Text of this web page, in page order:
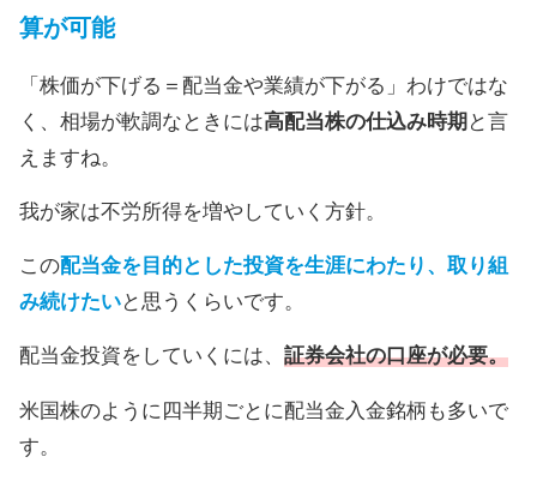
算が可能
「株価が下げる＝配当金や業績が下がる」わけではな
く、相場が軟調なときには高配当株の仕込み時期 と言
えますね。
我が家は不労所得を増やしていく方針。
この配当金を目的とした投資を生涯にわたり、取り組
み続けたいと思うくらいです。
配当金投資をしていくには、 証券会社の口座が必要。
米国株のように四半期ごとに配当金入金銘柄も多いで
す。